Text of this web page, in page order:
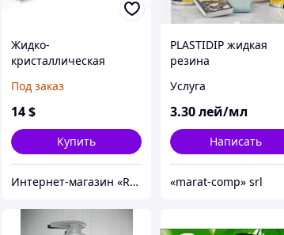
Жидко-
кристаллическая
WH1602A-REI-CTV#
Под заказ
14$
Купить
Интернет-магазин «Rem-elektronik»
PLASTIDIP жидкая
резина
Услуга
3.30лей/мл
Написать
«marat-comp» srl